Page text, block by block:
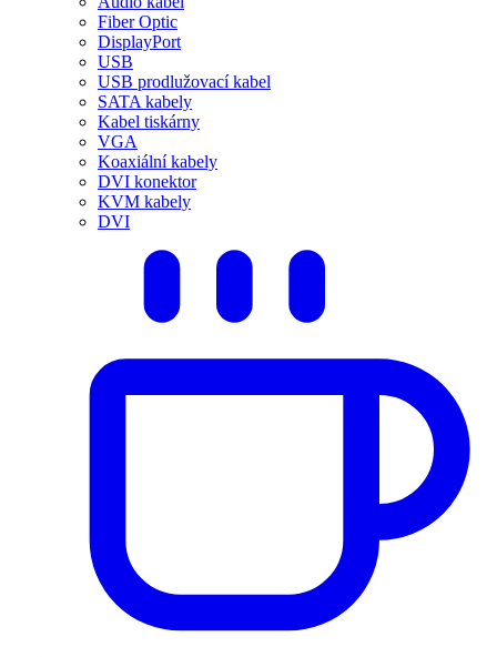
Fiber Optic
DisplayPort
USB
USB prodlužovací kabel
SATA kabely
Kabel tiskárny
VGA
Koaxiální kabely
DVI konektor
KVM kabely
DVI